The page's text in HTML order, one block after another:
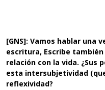
[GNS]: Vamos hablar una
escritura, Escribe
relación con la vida. ¿Sus
esta intersubjetividad
reflexividad?